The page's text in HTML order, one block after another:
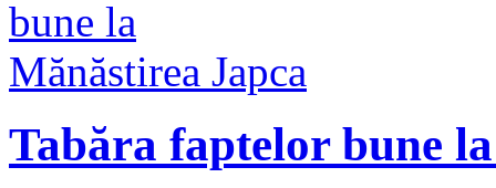
Tabăra faptelor bune